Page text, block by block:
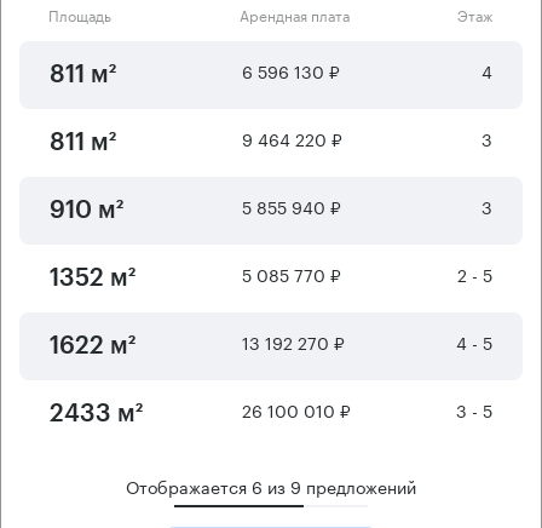
Площадь Арендная плата Этаж
811 м² 6 596 130 ₽ 4
811 м² 9 464 220 ₽ 3
910 м² 5 855 940 ₽ 3
1352 м² 5 085 770 ₽ 2 - 5
1622 м² 13 192 270 ₽ 4 - 5
2433 м² 26 100 010 ₽ 3 - 5
Отображается 6 из 9 предложений